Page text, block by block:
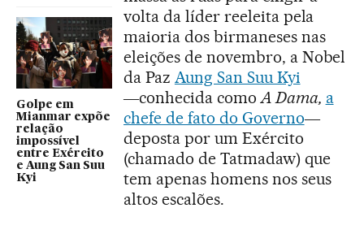
Golpe em
Mianmar expõe
relação
impossível
entre Exército
e Aung San Suu
Kyi
volta da líder reeleita pela
maioria dos birmaneses nas
eleições de novembro, a Nobel
da Paz Aung San Suu Kyi
―conhecida comoA Dama, a
chefe de fato do Governo―
deposta por um Exército
(chamado de Tatmadaw) que
tem apenas homens nos seus
altos escalões.